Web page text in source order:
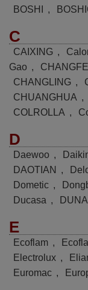
BOSHI
,
C
CAIXING ,
Gao ,
CHANGLING ,
CHUANGHUA ,
COLROLLA ,
D
Daewoo ,
DAOTIAN
,
Dometic ,
Ducasa ,
E
Ecoflam ,
Electrolux ,
Euromac ,